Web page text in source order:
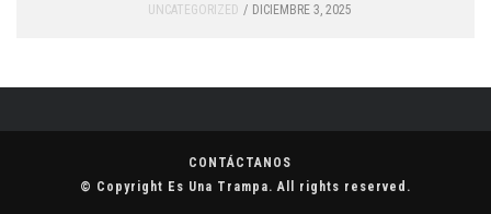
UNCATEGORIZED
DICIEMBRE 3, 2025
CONTÁCTANOS
© Copyright Es Una Trampa. All rights reserved.